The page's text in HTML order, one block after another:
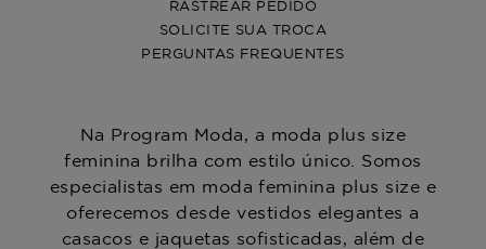
RASTREAR PEDIDO
SOLICITE SUA TROCA
PERGUNTAS FREQUENTES
Na Program Moda, a moda plus size
feminina brilha com estilo único. Somos
especialistas em moda feminina plus size e
oferecemos desde vestidos elegantes a
casacos e jaquetas sofisticadas, além de